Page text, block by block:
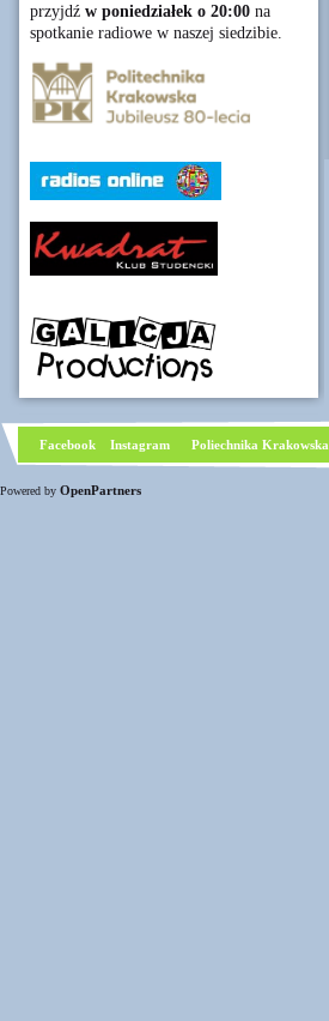
przyjdź w poniedziałek o 20:00 na
spotkanie radiowe w naszej siedzibie.
Facebook Instagram Poliechnika Krakowska
Powered by OpenPartners